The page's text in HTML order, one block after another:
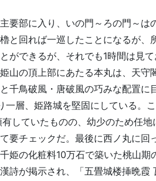
要部に入り、いの門～ろの門～
と回れば一巡したことになるが
ができるが、それでも1時間は見て
山の頂上部にあたる本丸は、天
千鳥破風・唐破風の巧みな配置
層、姫路城を堅固にしている。
していたものの、幼少のため任
要チェックだ。最後に西ノ丸に
姫の化粧料10万石で築いた桃山
詩が掲示され、「五畳城楼挿晩